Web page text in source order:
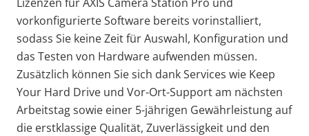
vorkonfigurierte Software bereits vorinstalliert,
sodass Sie keine Zeit für Auswahl, Konfiguration und
das Testen von Hardware aufwenden müssen.
Zusätzlich können Sie sich dank Services wie Keep
Your Hard Drive und Vor-Ort-Support am nächsten
Arbeitstag sowie einer 5-jährigen Gewährleistung auf
die erstklassige Qualität, Zuverlässigkeit und den